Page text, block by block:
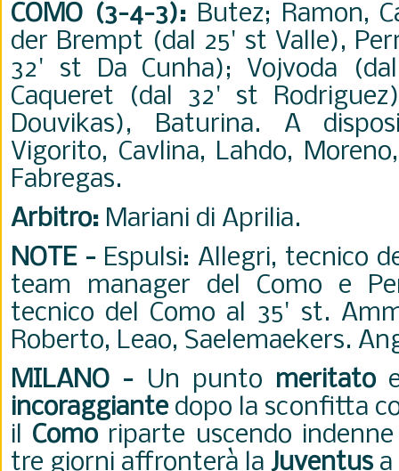
COMO (3-4-3):Butez; Ramon,
der Brempt (dal 25' st Valle),
32' st Da Cunha); Vojvoda
Caqueret (dal 32' st
Douvikas), Baturina. A
Vigorito, Cavlina, Lahdo,
Fabregas.
Arbitro: Mariani di Aprilia.
NOTE -Espulsi: Allegri, tecnico
team manager del Como e
tecnico del Como al 35' st.
Roberto, Leao, Saelemaekers.
MILANO - Un punto meritatoe
incoraggiantedopo la sconfitta
il Comoriparte uscendo
tre giorni affronterà la Juventus